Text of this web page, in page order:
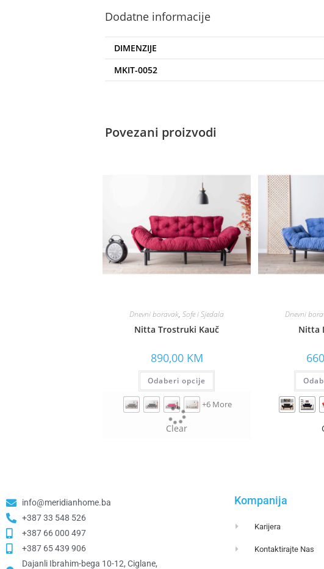
Dodatne informacije
DIMENZIJE
MKIT-0052
Povezani proizvodi
Dnevni boravak, Sofe i Sjedala
Nitta Trostruki Kauč
890,00 KM
Odaberi opcije
+6 More
Clear
Dnevni
Nitta
info@meridianhome.ba
+387 33 548 526
+387 66 000 497
+387 65 439 906
Dajanli Ibrahim-bega 10-12, Ciglane,
Kompanija
Karijera
Kontaktirajte Nas